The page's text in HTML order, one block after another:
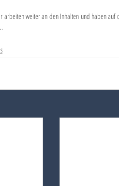
arbeiten weiter an den Inhalten und haben